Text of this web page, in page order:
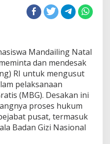
Mandailing Natal
dan mendesak
RI untuk mengusut
pelaksanaan
(MBG). Desakan ini
proses hukum
pusat, termasuk
Badan Gizi Nasional